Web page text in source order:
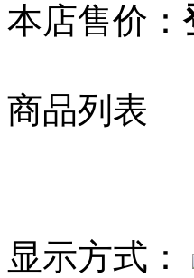
本店售价：
商品列表
显示方式：